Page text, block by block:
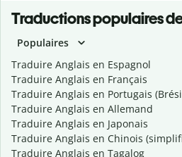
Traductions populaires
Populaires
Traduire Anglais en Espagnol
Traduire Anglais en Français
Traduire Anglais en Portugais
Traduire Anglais en Allemand
Traduire Anglais en Japonais
Traduire Anglais en Chinois
Traduire Anglais en Tagalog